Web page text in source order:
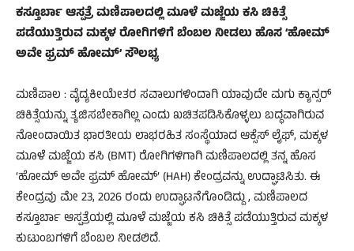
ಕಸ್ತೂರ್ಬಾ ಆಸ್ಪತ್ರೆ ಮಣಿಪಾಲದಲ್ಲಿ ಮೂಳೆ ಮಜ್ಜೆಯ ಕಸಿ ಚಿಕಿತ್ಸೆ
ಪಡೆಯುತ್ತಿರುವ ಮಕ್ಕಳ ರೋಗಿಗಳಿಗೆ ಬೆಂಬಲ ನೀಡಲು ಹೊಸ ‘ಹೋಮ್
ಅವೇ ಫ್ರಮ್ ಹೋಮ್’ ಸೌಲಭ್ಯ
ಮಣಿಪಾಲ : ವೈದ್ಯಕೀಯೇತರ ಸವಾಲುಗಳಿಂದಾಗಿ ಯಾವುದೇ ಮಗು ಕ್ಯಾನ್ಸರ್
ಚಿಕಿತ್ಸೆಯನ್ನು ತ್ಯಜಿಸಬೇಕಾಗಿಲ್ಲ ಎಂದು ಖಚಿತಪಡಿಸಿಕೊಳ್ಳಲು ಬದ್ಧವಾಗಿರುವ
ನೋಂದಾಯಿತ ಭಾರತೀಯ ಲಾಭರಹಿತ ಸಂಸ್ಥೆಯಾದ ಆಕ್ಸೆಸ್ ಲೈಫ್, ಮಕ್ಕಳ
ಮೂಳೆ ಮಜ್ಜೆಯ ಕಸಿ (BMT) ರೋಗಿಗಳಿಗಾಗಿ ಮಣಿಪಾಲದಲ್ಲಿ ತನ್ನ ಹೊಸ
‘ಹೋಮ್ ಅವೇ ಫ್ರಮ್ ಹೋಮ್’ (HAH) ಕೇಂದ್ರವನ್ನು ಉದ್ಘಾಟಿಸಿತು. ಈ
ಕೇಂದ್ರವು ಮೇ 23, 2026 ರಂದು ಉದ್ಘಾಟನೆಗೊಂಡಿದ್ದು , ಮಣಿಪಾಲದ
ಕಸ್ತೂರ್ಬಾ ಆಸ್ಪತ್ರೆಯಲ್ಲಿ ಮೂಳೆ ಮಜ್ಜೆಯ ಕಸಿ ಚಿಕಿತ್ಸೆ ಪಡೆಯುತ್ತಿರುವ ಮಕ್ಕಳ
ಕುಟುಂಬಗಳಿಗೆ ಬೆಂಬಲ ನೀಡಲಿದೆ.